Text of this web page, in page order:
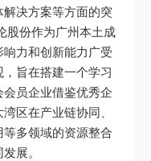
解决方案等方面的突
股份作为广州本土成
力和创新能力广受
旨在搭建一个学习
员企业借鉴优秀企
区在产业链协同、
多领域的资源整合
展。